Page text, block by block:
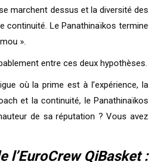
marchent dessus et la diversité des
continuité. Le Panathinaïkos termine
».
entre ces deux hypothèses.
où la prime est à l’expérience, la
et la continuité, le Panathinaïkos
de sa réputation ? Vous avez
l’EuroCrew QiBasket :